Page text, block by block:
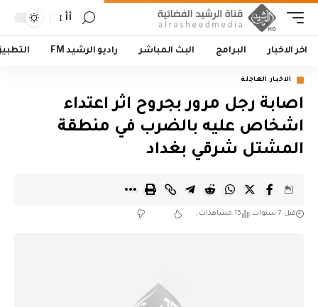
أأ
اخر الاخبار البرامج البث المباشر راديو الرشيد FM
الاخبار العاجلة
اصابة رجل مرور بجروح اثر اعتداء
اشخاص عليه بالضرب في منطقة
المشتل شرقي بغداد
قبل 7 سنوات 15 مشاهدات